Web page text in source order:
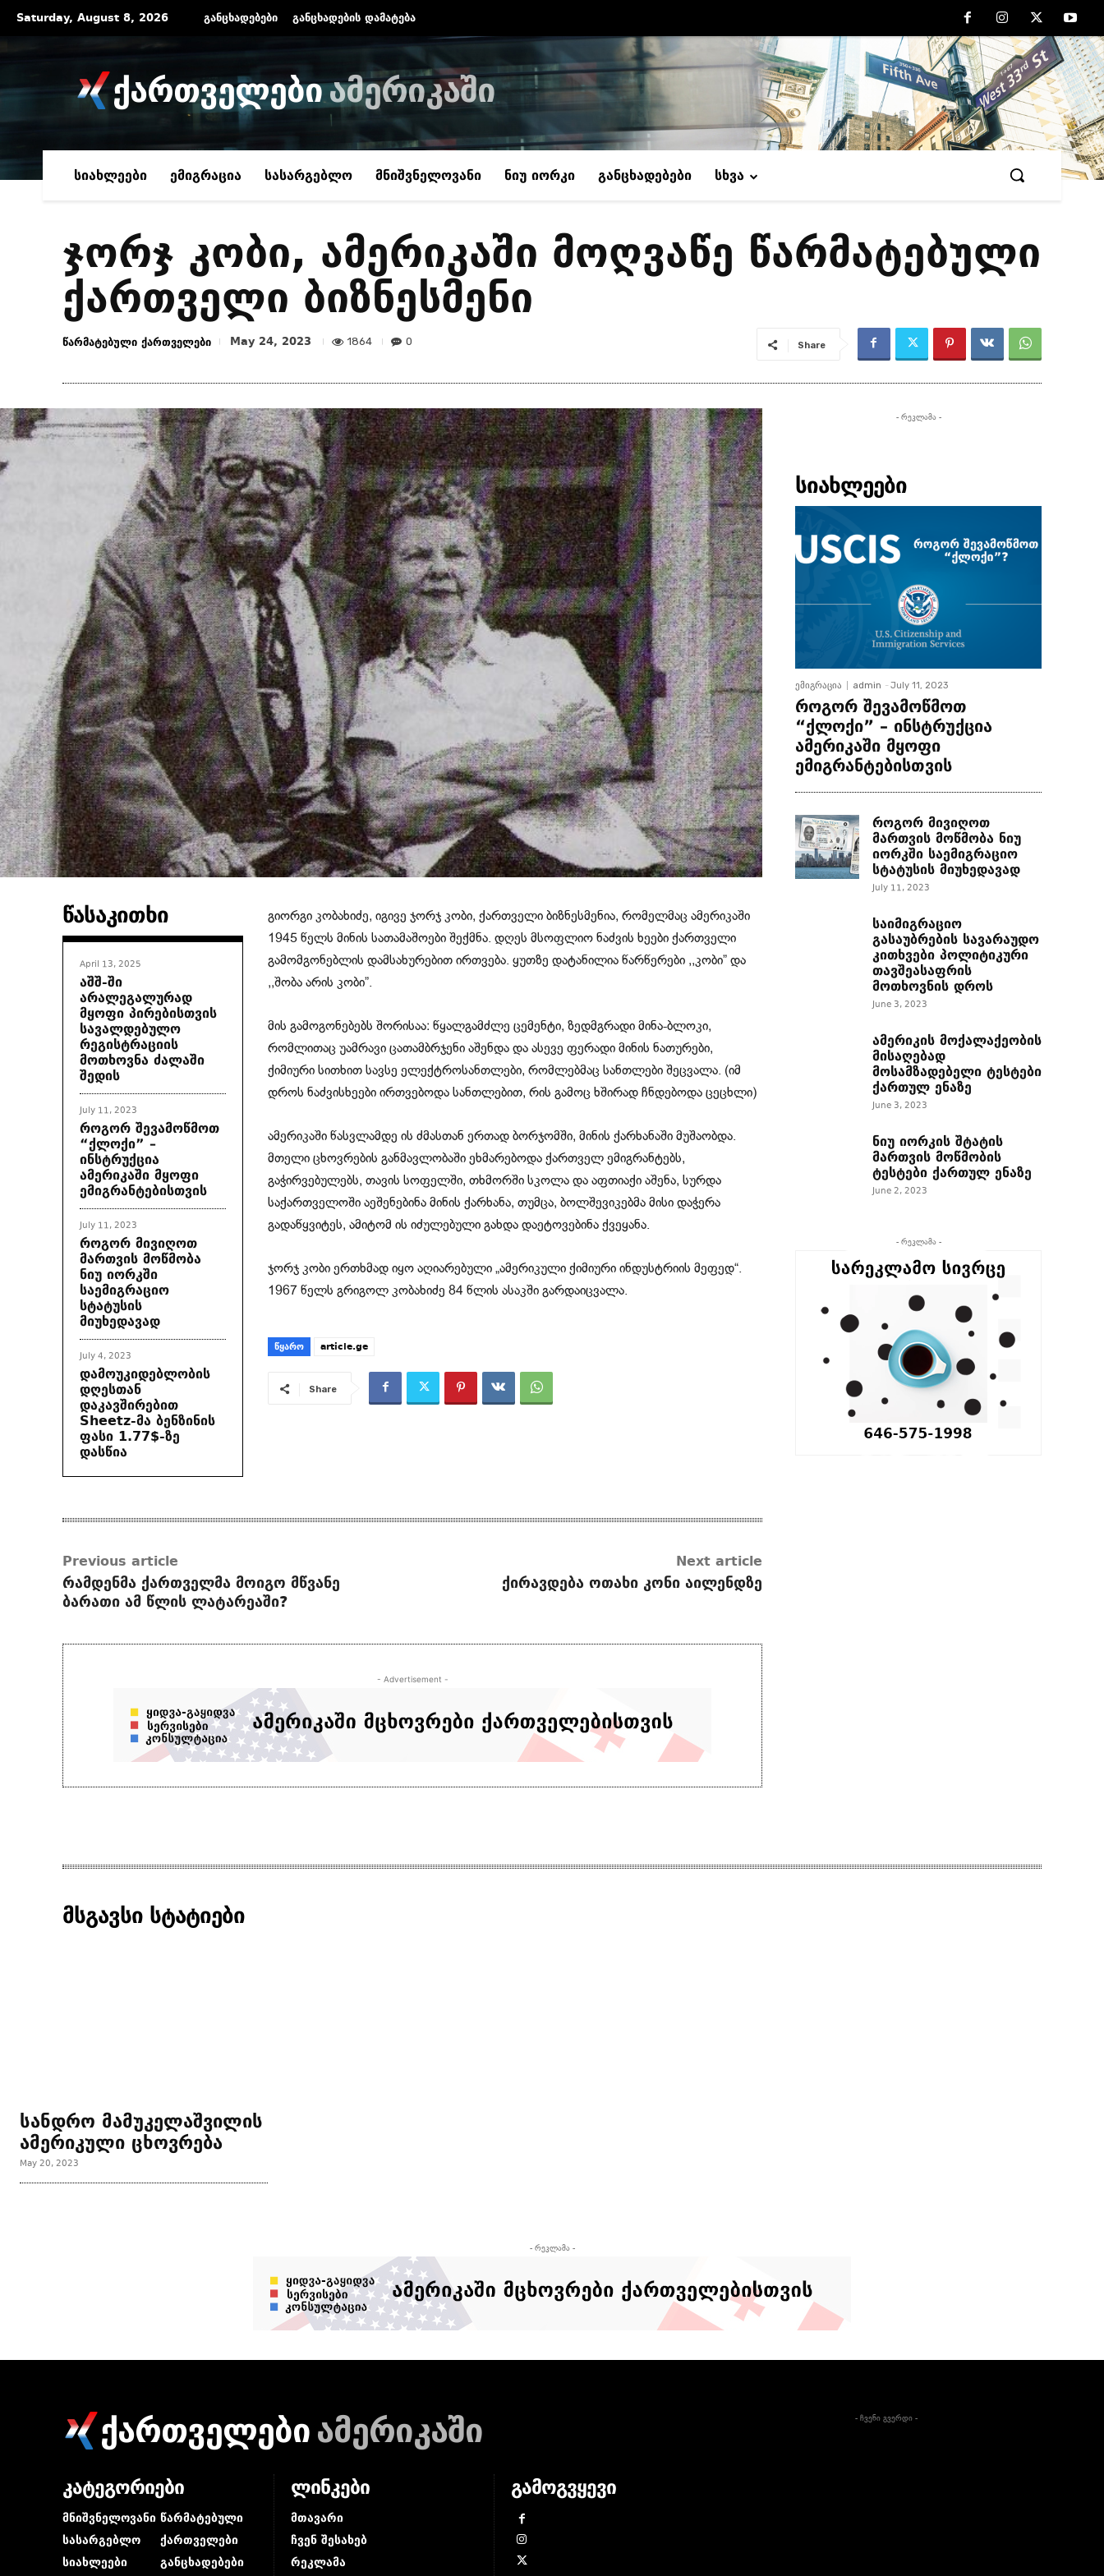
Saturday, August 8, 2026 განცხადებები განცხადების დამატება
ქართველებიამერიკაში
სიახლეები ემიგრაცია სასარგებლო მნიშვნელოვანი ნიუ იორკი განცხადებები სხვა
ჯორჯ კობი, ამერიკაში მოღვაწე წარმატებული
ქართველი ბიზნესმენი
წარმატებული ქართველები May 24, 2023 1864 0 Share
წასაკითხი
April 13, 2025
აშშ-ში
არალეგალურად
მყოფი პირებისთვის
სავალდებულო
რეგისტრაციის
მოთხოვნა ძალაში
შედის
July 11, 2023
როგორ შევამოწმოთ
“ქლოქი” –
ინსტრუქცია
ამერიკაში მყოფი
ემიგრანტებისთვის
July 11, 2023
როგორ მივიღოთ
მართვის მოწმობა
ნიუ იორკში
საემიგრაციო
სტატუსის
მიუხედავად
July 4, 2023
დამოუკიდებლობის
დღესთან
დაკავშირებით
Sheetz-მა ბენზინის
ფასი 1.77$-ზე
დასწია
გიორგი კობახიძე, იგივე ჯორჯ კობი, ქართველი ბიზნესმენია, რომელმაც ამერიკაში
1945 წელს მინის სათამაშოები შექმნა. დღეს მსოფლიო ნაძვის ხეები ქართველი
გამომგონებლის დამსახურებით ირთვება. ყუთზე დატანილია წარწერები ,,კობი” და
,,შობა არის კობი”.
მის გამოგონებებს შორისაა: წყალგამძლე ცემენტი, ზედმგრადი მინა-ბლოკი,
რომლითაც უამრავი ცათამბრჯენი აშენდა და ასევე ფერადი მინის ნათურები,
ქიმიური სითხით სავსე ელექტროსანთლები, რომლებმაც სანთლები შეცვალა. (იმ
დროს ნაძვისხეები ირთვებოდა სანთლებით, რის გამოც ხშირად ჩნდებოდა ცეცხლი)
ამერიკაში წასვლამდე ის ძმასთან ერთად ბორჯომში, მინის ქარხანაში მუშაობდა.
მთელი ცხოვრების განმავლობაში ეხმარებოდა ქართველ ემიგრანტებს,
გაჭირვებულებს, თავის სოფელში, თხმორში სკოლა და აფთიაქი აშენა, სურდა
საქართველოში აეშენებინა მინის ქარხანა, თუმცა, ბოლშევიკებმა მისი დაჭერა
გადაწყვიტეს, ამიტომ ის იძულებული გახდა დაეტოვებინა ქვეყანა.
ჯორჯ კობი ერთხმად იყო აღიარებული „ამერიკული ქიმიური ინდუსტრიის მეფედ“.
1967 წელს გრიგოლ კობახიძე 84 წლის ასაკში გარდაიცვალა.
ᲬᲧᲐᲠᲝ article.ge
Share
Previous article
რამდენმა ქართველმა მოიგო მწვანე
ბარათი ამ წლის ლატარეაში?
Next article
ქირავდება ოთახი კონი აილენდზე
- Advertisement -
- რეკლამა -
სიახლეები
ემიგრაცია admin - July 11, 2023
როგორ შევამოწმოთ
“ქლოქი” – ინსტრუქცია
ამერიკაში მყოფი
ემიგრანტებისთვის
როგორ მივიღოთ
მართვის მოწმობა ნიუ
იორკში საემიგრაციო
სტატუსის მიუხედავად
July 11, 2023
საიმიგრაციო
გასაუბრების სავარაუდო
კითხვები პოლიტიკური
თავშეასაფრის
მოთხოვნის დროს
June 3, 2023
ამერიკის მოქალაქეობის
მისაღებად
მოსამზადებელი ტესტები
ქართულ ენაზე
June 3, 2023
ნიუ იორკის შტატის
მართვის მოწმობის
ტესტები ქართულ ენაზე
June 2, 2023
- რეკლამა -
მსგავსი სტატიები
სანდრო მამუკელაშვილის
ამერიკული ცხოვრება
May 20, 2023
- რეკლამა -
ქართველებიამერიკაში
კატეგორიები
მნიშვნელოვანი
სასარგებლო
სიახლეები
წარმატებული
ქართველები
განცხადებები
ლინკები
მთავარი
ჩვენ შესახებ
რეკლამა
გამოგვყევი
- ჩვენი გვერდი -